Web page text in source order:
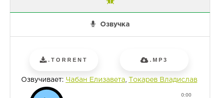
Озвучка
.TORRENT .MP3
Озвучивает: Чабан Елизавета Токарев Владислав
0:00